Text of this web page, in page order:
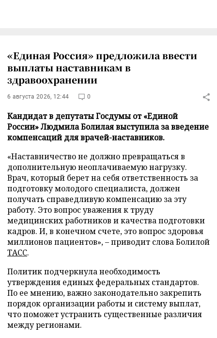
«Единая Россия» предложила ввести
выплаты наставникам в
здравоохранении
6 августа 2026, 12:44 0
Кандидат в депутаты Госдумы от «Единой
России» Людмила Болилая выступила за введение
компенсаций для врачей-наставников.
«Наставничество не должно превращаться в
дополнительную неоплачиваемую нагрузку.
Врач, который берет на себя ответственность за
подготовку молодого специалиста, должен
получать справедливую компенсацию за эту
работу. Это вопрос уважения к труду
медицинских работников и качества подготовки
кадров. И, в конечном счете, это вопрос здоровья
миллионов пациентов», – приводит слова Болилой
ТАСС.
Политик подчеркнула необходимость
утверждения единых федеральных стандартов.
По ее мнению, важно законодательно закрепить
порядок организации работы и систему выплат,
что поможет устранить существенные различия
между регионами.